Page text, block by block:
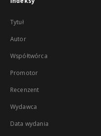
Tytuł
Autor
Współtwórca
Promotor
Recenzent
Wydawca
Data wydania